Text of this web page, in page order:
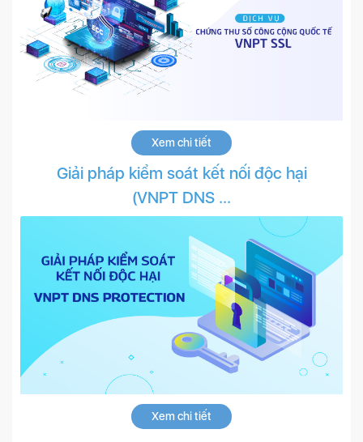
Xem chi tiết
Giải pháp kiểm soát kết nối độc hại
(VNPT DNS ...
Xem chi tiết